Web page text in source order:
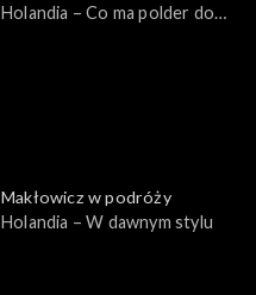
Holandia – Co ma polder do
Makłowicz w podróży
Holandia – W dawnym stylu